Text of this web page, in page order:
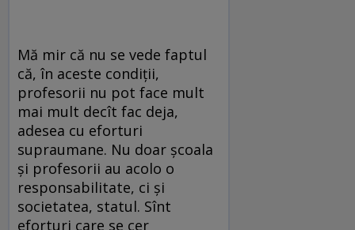
Mă mir că nu se vede faptul
că, în aceste condiții,
profesorii nu pot face mult
mai mult decît fac deja,
adesea cu eforturi
supraumane. Nu doar școala
și profesorii au acolo o
responsabilitate, ci și
societatea, statul. Sînt
eforturi care se cer